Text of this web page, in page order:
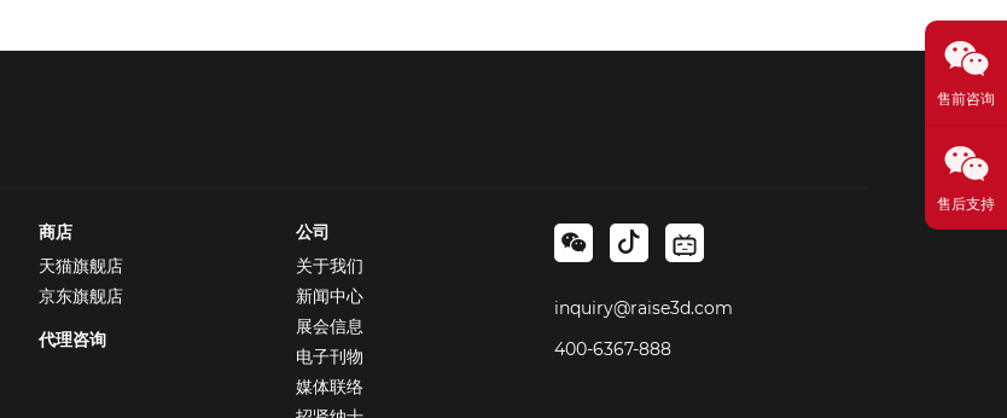
商店
天猫旗舰店
京东旗舰店
代理咨询
公司
关于我们
新闻中心
展会信息
电子刊物
媒体联络
inquiry@raise3d.com
400-6367-888
售前咨询
售后支持